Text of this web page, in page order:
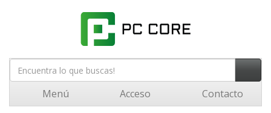
Menú Acceso Contacto